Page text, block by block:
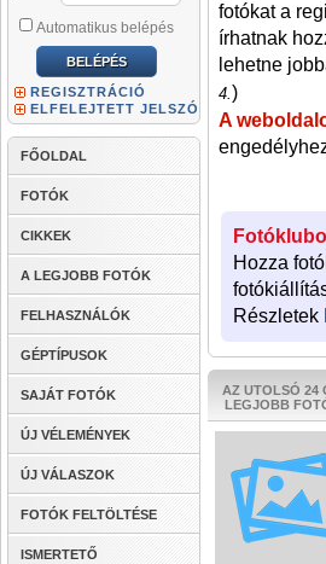
Automatikus belépés
REGISZTRÁCIÓ
ELFELEJTETT JELSZÓ
FŐOLDAL
FOTÓK
CIKKEK
A LEGJOBB FOTÓK
FELHASZNÁLÓK
GÉPTÍPUSOK
SAJÁT FOTÓK
ÚJ VÉLEMÉNYEK
ÚJ VÁLASZOK
FOTÓK FELTÖLTÉSE
ISMERTETŐ
fotókat a
írhatnak
lehetne
4.)
A
Hozza
Részletek
AZ UTOLSÓ 24
LEGJOBB